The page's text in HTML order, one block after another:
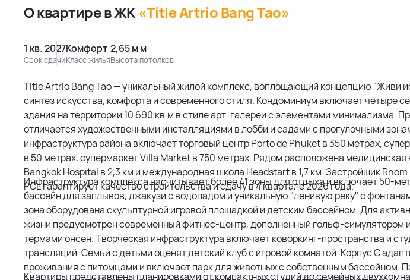
О квартире в ЖК «Title Artrio Bang Tao»
1 кв. 2027
Срок сдачи
Комфорт
Класс жилья
2,65 м м
Высота потолков
Title Artrio Bang Tao — уникальный жилой комплекс, воплощающий концепцию "Живи
синтез искусства, комфорта и современного стиля. Кондоминиум включает четыре
здания на территории 10 690 кв.м в стиле арт-галереи с элементами минимализма.
отличается художественными инсталляциями в лобби и садами с прогулочными
инфраструктура района включает торговый центр Porto de Phuket в 350 метрах,
в 50 метрах, супермаркет Villa Market в 750 метрах. Рядом расположена медицинская
Bangkok Hospital в 2,3 км и международная школа Headstart в 1,7 км. Застройщик
PCL гарантирует качество строительства и сдачу в 4 квартале 2026 года.
Инфраструктура комплекса насчитывает более 41 зоны для отдыха и включает 50-
бассейн для заплывов, джакузи с водопадом и уникальную "ленивую реку" с
зона оборудована скульптурной игровой площадкой и детским бассейном. Для
жизни предусмотрен современный фитнес-центр, дополненный гольф-симулятором
термами онсен. Творческая инфраструктура включает коворкинг-пространства и
трансляций. Семьи с детьми оценят детский клуб с игровой комнатой. Корпус C
проживания с питомцами и включает парк для животных с собственным бассейном.
Квартиры представлены планировками от компактных студий до семейных